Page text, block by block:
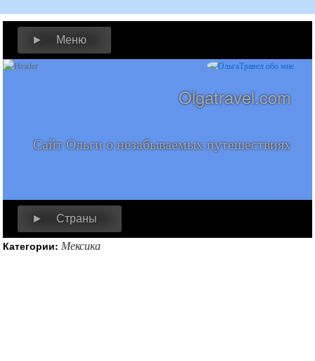
► Меню
Olgatravel.com
Сайт Ольги о незабываемых путешествиях
► Страны
Категории: Мексика